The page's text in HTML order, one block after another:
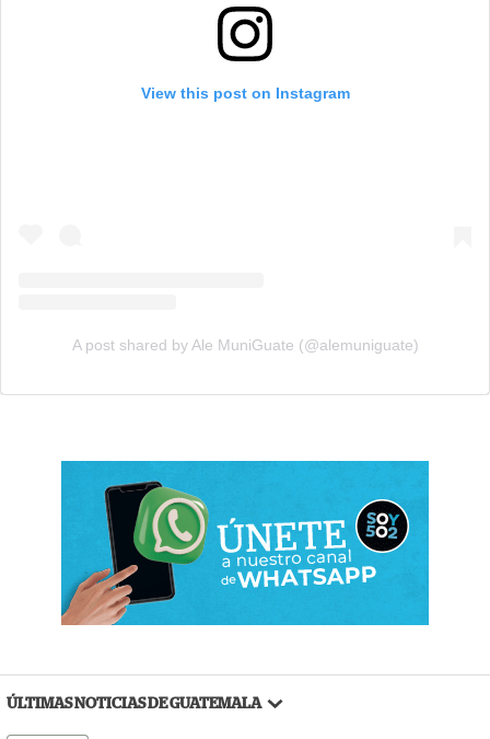
View this post on Instagram
A post shared by Ale MuniGuate (@alemuniguate)
ÚLTIMAS NOTICIAS DE GUATEMALA